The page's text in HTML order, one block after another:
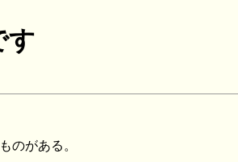
す
のがある。